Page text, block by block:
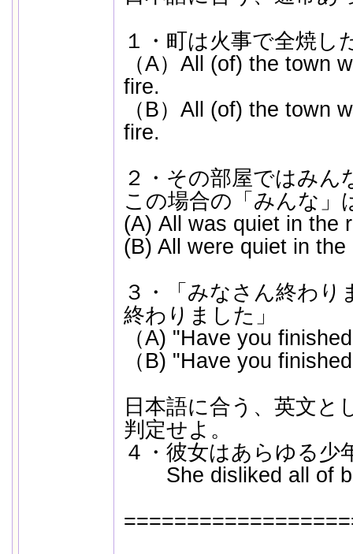
１・町は火事で全焼し
（A）All (of) the town
fire.
（B）All (of) the town
fire.
２・その部屋ではみん
この場合の「みんな」
(A) All was quiet in the
(B) All were quiet in the
３・「みなさん終わり
終わりました」
（A) "Have you
（B) "Have you
日本語に合う、英文と
判定せよ。
４・彼女はあらゆる少
She disliked all of